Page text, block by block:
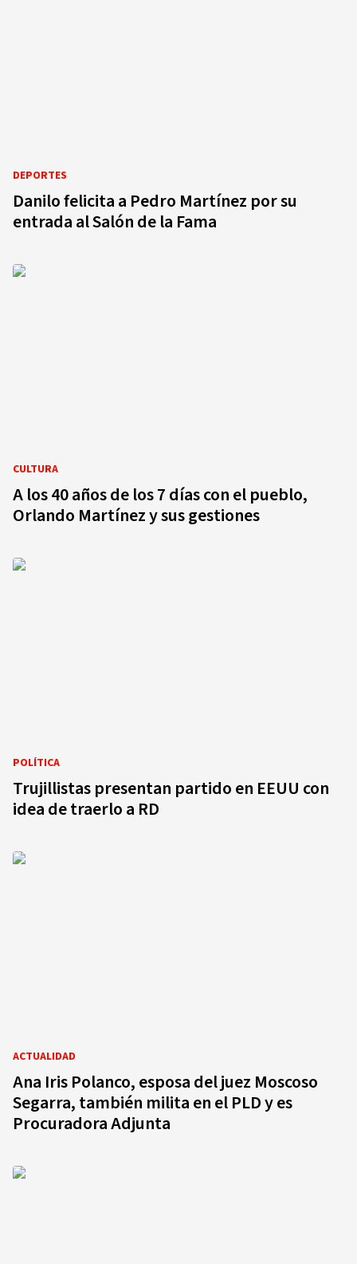
DEPORTES
Danilo felicita a Pedro Martínez por su
entrada al Salón de la Fama
CULTURA
A los 40 años de los 7 días con el pueblo,
Orlando Martínez y sus gestiones
POLÍTICA
Trujillistas presentan partido en EEUU con
idea de traerlo a RD
ACTUALIDAD
Ana Iris Polanco, esposa del juez Moscoso
Segarra, también milita en el PLD y es
Procuradora Adjunta